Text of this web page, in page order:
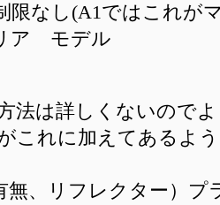
なし(A1ではこれが
ア モデル
法は詳しくないので
これに加えてあるよ
無、リフレクター）プ